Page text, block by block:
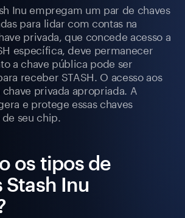
Inu empregam um par de chaves
para lidar com contas na
privada, que concede acesso a
específica, deve permanecer
a chave pública pode ser
receber STASH. O acesso aos
privada apropriada. A
e protege essas chaves
seu chip.
os tipos de
Inu